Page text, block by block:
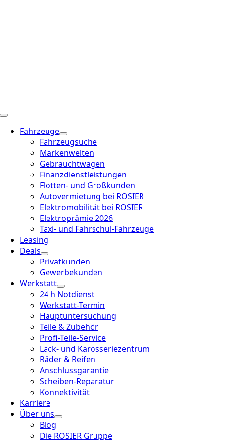
Fahrzeuge
Fahrzeugsuche
Markenwelten
Gebrauchtwagen
Finanzdienstleistungen
Flotten- und Großkunden
Autovermietung bei ROSIER
Elektromobilität bei ROSIER
Elektroprämie 2026
Taxi- und Fahrschul-Fahrzeuge
Leasing
Deals
Privatkunden
Gewerbekunden
Werkstatt
24 h Notdienst
Werkstatt-Termin
Hauptuntersuchung
Teile & Zubehör
Profi-Teile-Service
Lack- und Karosseriezentrum
Räder & Reifen
Anschlussgarantie
Scheiben-Reparatur
Konnektivität
Karriere
Über uns
Blog
Die ROSIER Gruppe